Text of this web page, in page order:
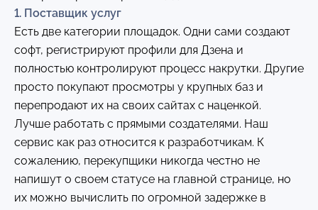
1. Поставщик услуг
Есть две категории площадок. Одни сами создают
софт, регистрируют профили для Дзена и
полностью контролируют процесс накрутки. Другие
просто покупают просмотры у крупных баз и
перепродают их на своих сайтах с наценкой.
Лучше работать с прямыми создателями. Наш
сервис как раз относится к разработчикам. К
сожалению, перекупщики никогда честно не
напишут о своем статусе на главной странице, но
их можно вычислить по огромной задержке в